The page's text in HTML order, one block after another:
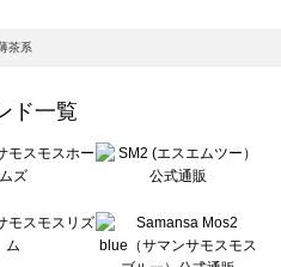
ルー）のボトムス一覧
のボトムス一覧
ス一覧
トムス一覧
茶系
ド一覧